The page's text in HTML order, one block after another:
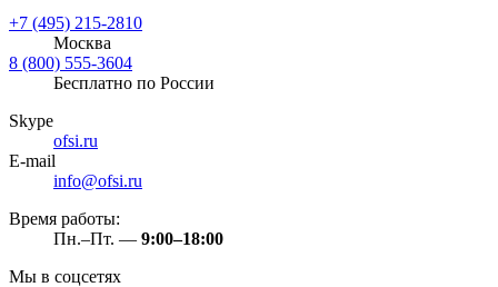
+7 (495) 215-2810
Москва
8 (800) 555-3604
Бесплатно по России
Skype
ofsi.ru
E-mail
info@ofsi.ru
Время работы:
Пн.–Пт. — 9:00–18:00
Мы в соцсетях